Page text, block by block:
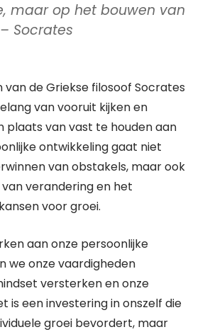
maar op het bouwen van
Socrates
van de Griekse filosoof Socrates
van vooruit kijken en
plaats van vast te houden aan
ontwikkeling gaat niet
van obstakels, maar ook
verandering en het
voor groei.
aan onze persoonlijke
we onze vaardigheden
versterken en onze
is een investering in onszelf die
groei bevordert, maar